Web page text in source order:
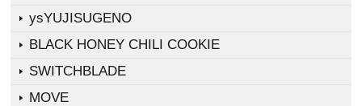
ysYUJISUGENO
BLACK HONEY CHILI COOKIE
SWITCHBLADE
MOVE